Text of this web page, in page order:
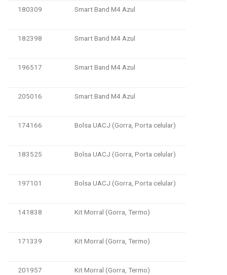
180309 Smart Band M4 Azul
182398 Smart Band M4 Azul
196517 Smart Band M4 Azul
205016 Smart Band M4 Azul
174166 Bolsa UACJ (Gorra, Porta celular)
183525 Bolsa UACJ (Gorra, Porta celular)
197101 Bolsa UACJ (Gorra, Porta celular)
141838 Kit Morral (Gorra, Termo)
171339 Kit Morral (Gorra, Termo)
201957 Kit Morral (Gorra, Termo)